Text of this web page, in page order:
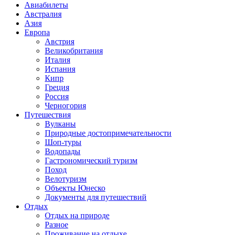
Авиабилеты
Австралия
Азия
Европа
Австрия
Великобритания
Италия
Испания
Кипр
Греция
Россия
Черногория
Путешествия
Вулканы
Природные достопримечательности
Шоп-туры
Водопады
Гастрономический туризм
Поход
Велотуризм
Объекты Юнеско
Документы для путешествий
Отдых
Отдых на природе
Разное